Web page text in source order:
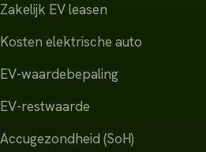
Zakelijk EV leasen
Kosten elektrische auto
EV-waardebepaling
EV-restwaarde
Accugezondheid (SoH)